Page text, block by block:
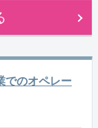
でのオペレー